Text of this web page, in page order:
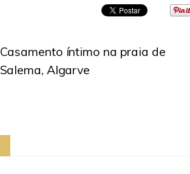
Casamento íntimo na praia de
Salema, Algarve